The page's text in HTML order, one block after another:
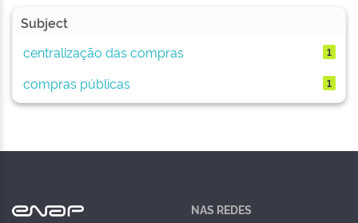
Subject
centralização das compras
1
compras públicas 1
NAS REDES